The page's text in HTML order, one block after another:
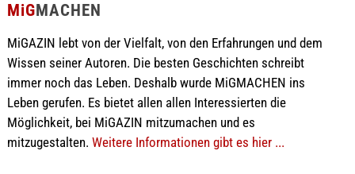
MiGMACHEN
MiGAZIN lebt von der Vielfalt, von den Erfahrungen und dem
Wissen seiner Autoren. Die besten Geschichten schreibt
immer noch das Leben. Deshalb wurde MiGMACHEN ins
Leben gerufen. Es bietet allen allen Interessierten die
Möglichkeit, bei MiGAZIN mitzumachen und es
mitzugestalten. Weitere Informationen gibt es hier ...